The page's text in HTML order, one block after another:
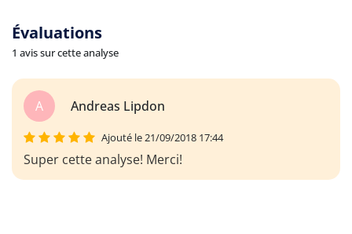
Évaluations
1 avis sur cette analyse
A Andreas Lipdon
Ajouté le 21/09/2018 17:44
Super cette analyse! Merci!